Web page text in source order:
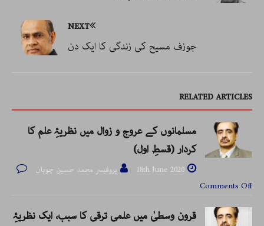
NEXT
جوزف مسیح کی زندگی کا ایک دن
RELATED ARTICLES
مسلمانوں کے عروج و زوال میں نظریۂِ علم کا
کردار (قسطِ اول)
18th June 2020
پروفیسر محمد حسین چوہان
Comments Off
قرون وسطیٰ میں علمی ترقی کا سبب، ایک نظریۂِ